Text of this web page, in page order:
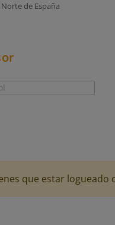
de España
que estar logueado